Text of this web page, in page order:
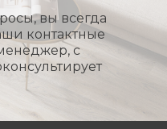
вы всегда
контактные
с